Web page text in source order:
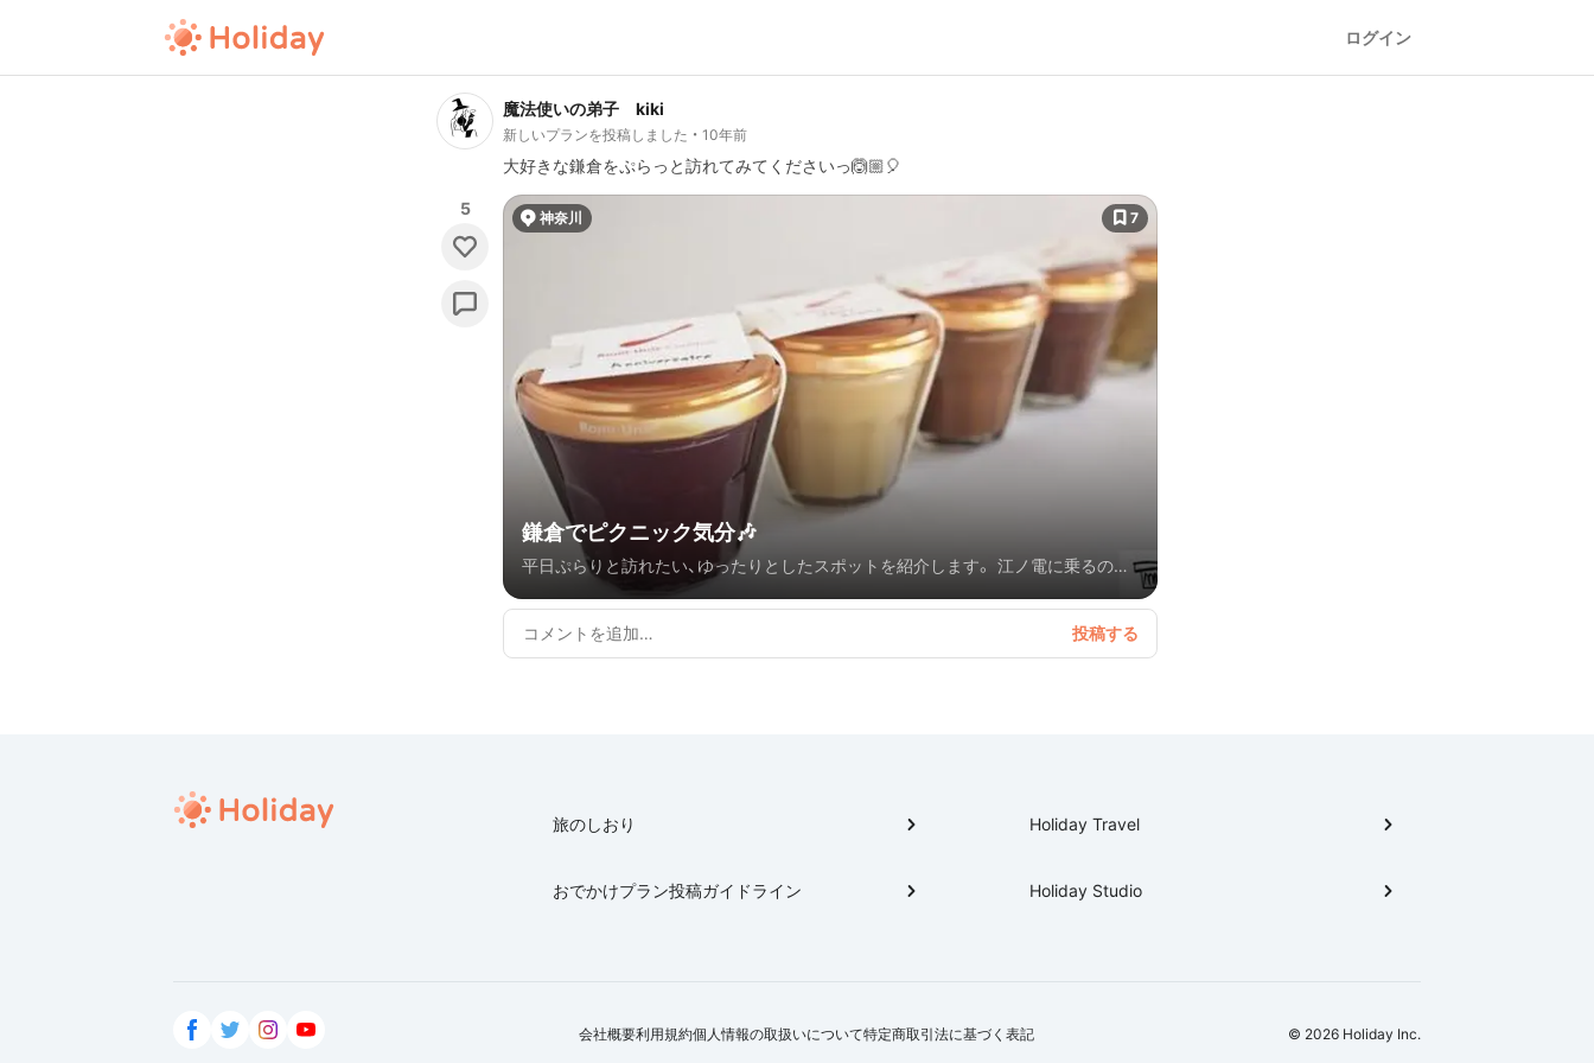
ログイン
魔法使いの弟子 kiki
新しいプランを投稿しました 10年前
大好きな鎌倉をぷらっと訪れてみてくださいっ🙆🏼🎈
5 神奈川 7
鎌倉でピクニック気分🎶
平日ぷらりと訪れたい、ゆったりとしたスポットを紹介します。 江ノ電に乗るのも
良し、歩いても良しのプランです。
旅のしおり
おでかけプラン投稿ガイドライン
Holiday Travel
Holiday Studio
会社概要利用規約個人情報の取扱いについて特定商取引法に基づく表記 © 2026 Holiday Inc.